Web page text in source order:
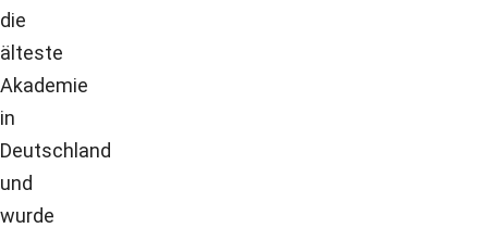
die
älteste
Akademie
in
Deutschland
und
wurde